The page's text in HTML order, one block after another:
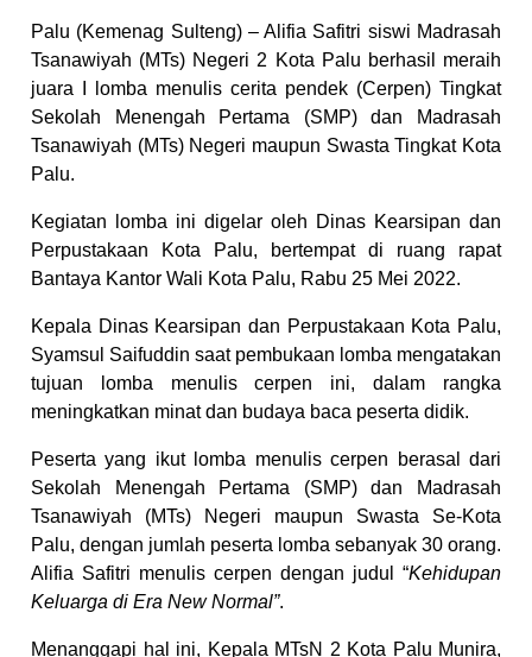
Palu (Kemenag Sulteng) – Alifia Safitri siswi Madrasah
Tsanawiyah (MTs) Negeri 2 Kota Palu berhasil meraih
juara I lomba menulis cerita pendek (Cerpen) Tingkat
Sekolah Menengah Pertama (SMP) dan Madrasah
Tsanawiyah (MTs) Negeri maupun Swasta Tingkat Kota
Palu.
Kegiatan lomba ini digelar oleh Dinas Kearsipan dan
Perpustakaan Kota Palu, bertempat di ruang rapat
Bantaya Kantor Wali Kota Palu, Rabu 25 Mei 2022.
Kepala Dinas Kearsipan dan Perpustakaan Kota Palu,
Syamsul Saifuddin saat pembukaan lomba mengatakan
tujuan lomba menulis cerpen ini, dalam rangka
meningkatkan minat dan budaya baca peserta didik.
Peserta yang ikut lomba menulis cerpen berasal dari
Sekolah Menengah Pertama (SMP) dan Madrasah
Tsanawiyah (MTs) Negeri maupun Swasta Se-Kota
Palu, dengan jumlah peserta lomba sebanyak 30 orang.
Alifia Safitri menulis cerpen dengan judul “Kehidupan
Keluarga di Era New Normal”.
Menanggapi hal ini, Kepala MTsN 2 Kota Palu Munira,